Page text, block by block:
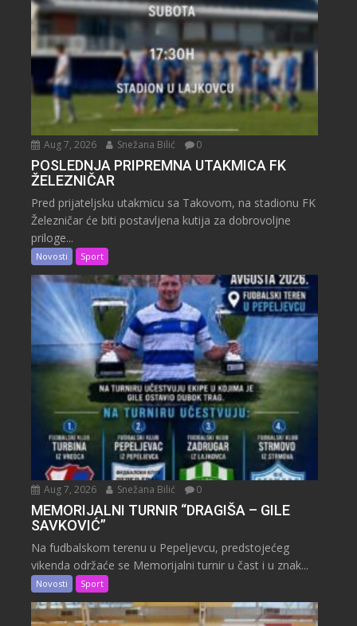
Aug 7, 2026 Snežana Bilić 0
POSLEDNJA PRIPREMNA UTAKMICA FK
ŽELEZNIČAR
Pred prijateljsku utakmicu sa Takovom, na stadionu FK
Železničar će biti postavljena kutija za dobrovoljne
priloge...
Novosti Sport
Aug 7, 2026 Snežana Bilić 0
MEMORIJALNI TURNIR “DRAGIŠA – GILE
SAVKOVIĆ”
Na fudbalskom terenu u Pepeljevcu, predstojećeg
vikenda održaće se Memorijalni turnir u čast i u znak...
Novosti Sport